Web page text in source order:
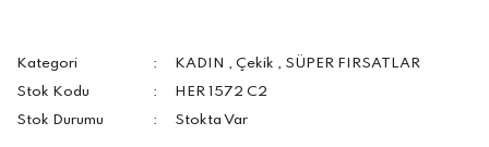
Kategori KADIN ,Çekik , SÜPER FIRSATLAR
Stok Kodu
HER 1572 C2
Stok Durumu
Stokta Var